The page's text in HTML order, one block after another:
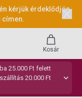
kérjük érdeklődjön
címen.
25.000 Ft felett
20.000 Ft
Kosár